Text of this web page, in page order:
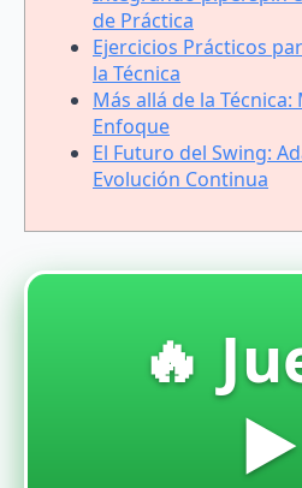
de Práctica
Ejercicios Prácticos
la Técnica
Más allá de la
Enfoque
El Futuro del Swing:
Evolución Continua
🔥
▶️